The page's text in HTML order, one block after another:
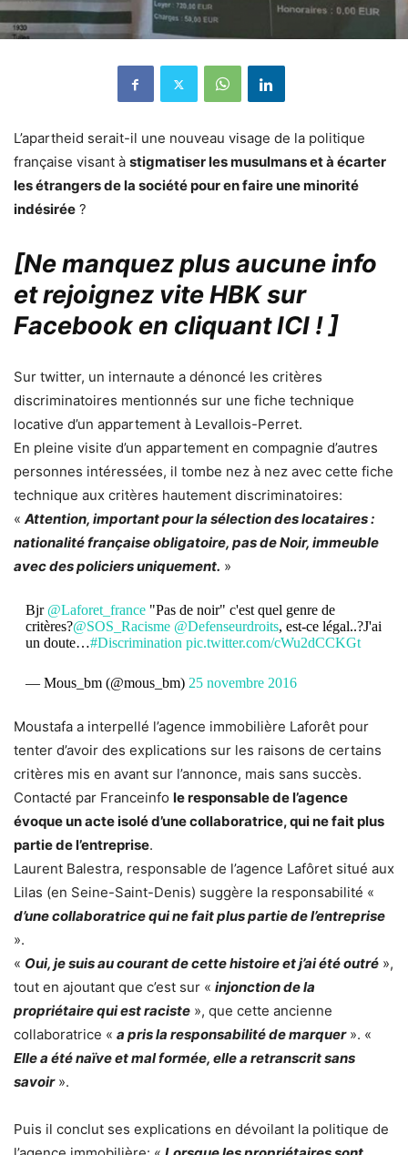
L’apartheid serait-il une nouveau visage de la politique
française visant à stigmatiser les musulmans et à écarter
les étrangers de la société pour en faire une minorité
indésirée ?
[Ne manquez plus aucune info
et rejoignez vite HBK sur
Facebook en cliquant ICI !]
Sur twitter, un internaute a dénoncé les critères
discriminatoires mentionnés sur une fiche technique
locative d’un appartement à Levallois-Perret.
En pleine visite d’un appartement en compagnie d’autres
personnes intéressées, il tombe nez à nez avec cette fiche
technique aux critères hautement discriminatoires:
« Attention, important pour la sélection des locataires :
nationalité française obligatoire, pas de Noir, immeuble
avec des policiers uniquement. »
Bjr @Laforet_france"Pas de noir" c'est quel genre de
critères?@SOS_Racisme @Defenseurdroits, est-ce légal..?J'ai
un doute…#Discrimination pic.twitter.com/cWu2dCCKGt
— Mous_bm (@mous_bm) 25 novembre 2016
Moustafa a interpellé l’agence immobilière Laforêt pour
tenter d’avoir des explications sur les raisons de certains
critères mis en avant sur l’annonce, mais sans succès.
Contacté par Franceinfo le responsable de l’agence
évoque un acte isolé d’une collaboratrice, qui ne fait plus
partie de l’entreprise.
Laurent Balestra, responsable de l’agence Lafôret situé aux
Lilas (en Seine-Saint-Denis) suggère la responsabilité «
d’une collaboratrice qui ne fait plus partie de l’entreprise
».
« Oui, je suis au courant de cette histoire et j’ai été outré »,
tout en ajoutant que c’est sur « injonction de la
propriétaire qui est raciste », que cette ancienne
collaboratrice « a pris la responsabilité de marquer ». «
Elle a été naïve et mal formée, elle a retranscrit sans
savoir ».
Puis il conclut ses explications en dévoilant la politique de